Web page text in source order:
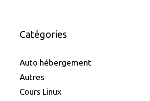
Catégories
Auto hébergement
Autres
Cours Linux